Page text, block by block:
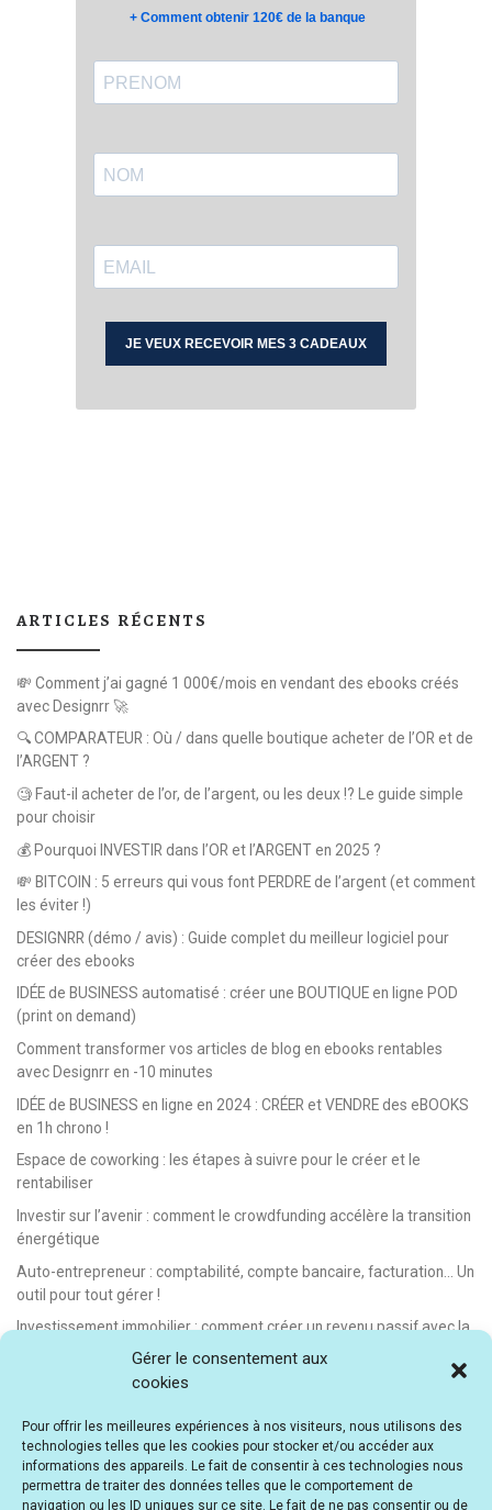
Gérer le consentement aux
cookies
Pour offrir les meilleures expériences à nos visiteurs, nous utilisons des
technologies telles que les cookies pour stocker et/ou accéder aux
informations des appareils. Le fait de consentir à ces technologies nous
permettra de traiter des données telles que le comportement de
navigation ou les ID uniques sur ce site. Le fait de ne pas consentir ou de
ARTICLES RÉCENTS
💸 Comment j’ai gagné 1 000€/mois en vendant des ebooks créés
avec Designrr 🚀
🔍 COMPARATEUR : Où / dans quelle boutique acheter de l’OR et de
l’ARGENT ?
🧐 Faut-il acheter de l’or, de l’argent, ou les deux !? Le guide simple
pour choisir
💰 Pourquoi INVESTIR dans l’OR et l’ARGENT en 2025 ?
💸 BITCOIN : 5 erreurs qui vous font PERDRE de l’argent (et comment
les éviter !)
DESIGNRR (démo / avis) : Guide complet du meilleur logiciel pour
créer des ebooks
IDÉE de BUSINESS automatisé : créer une BOUTIQUE en ligne POD
(print on demand)
Comment transformer vos articles de blog en ebooks rentables
avec Designrr en -10 minutes
IDÉE de BUSINESS en ligne en 2024 : CRÉER et VENDRE des eBOOKS
en 1h chrono !
Espace de coworking : les étapes à suivre pour le créer et le
rentabiliser
Investir sur l’avenir : comment le crowdfunding accélère la transition
énergétique
Auto-entrepreneur : comptabilité, compte bancaire, facturation… Un
outil pour tout gérer !
Investissement immobilier : comment créer un revenu passif avec la
location saisonnière
E-learning : les meilleurs LMS gratuits et payants pour créer et
Idée de business en ligne automatisé : vendre des formations en e-
learning
E-learning : comment créer et vendre des cours en ligne facilement